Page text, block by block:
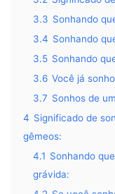
3.3 Sonhando
3.4 Sonhando
3.5 Sonhando
3.6 Você já
3.7 Sonhos de
4 Significado de
gêmeos:
4.1 Sonhando
grávida: